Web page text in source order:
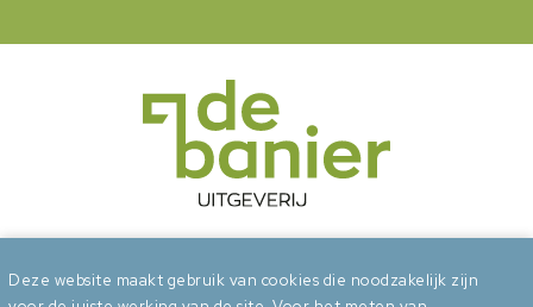
Deze website maakt gebruik van cookies die noodzakelijk zijn